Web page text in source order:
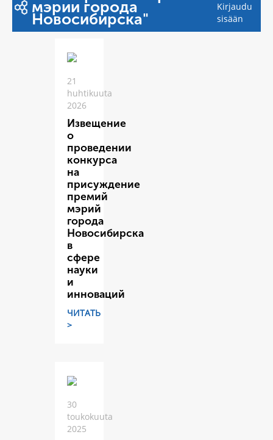
мэрии города
Новосибирска"
Kirjaudu
sisään
21
huhtikuuta
2026
Извещение
о
проведении
конкурса
на
присуждение
премий
мэрий
города
Новосибирска
в
сфере
науки
и
инноваций
ЧИТАТЬ
>
30
toukokuuta
2025